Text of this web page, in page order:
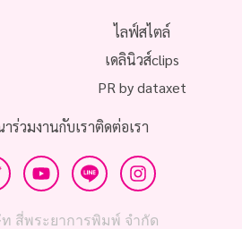
ไลฟ์สไตล์
เดลินิวส์clips
PR by dataxet
ร่วมงานกับเราติดต่อเรา
สี่พระยาการพิมพ์ จำกัด